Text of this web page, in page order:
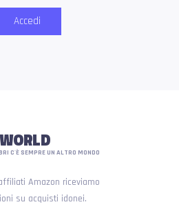
Accedi
C'È SEMPRE UN ALTRO MONDO
Amazon riceviamo
su acquisti idonei.